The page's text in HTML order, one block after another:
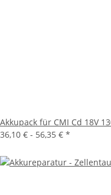
Akkupack für CMI Cd 18V
36,10 € - 56,35 € *